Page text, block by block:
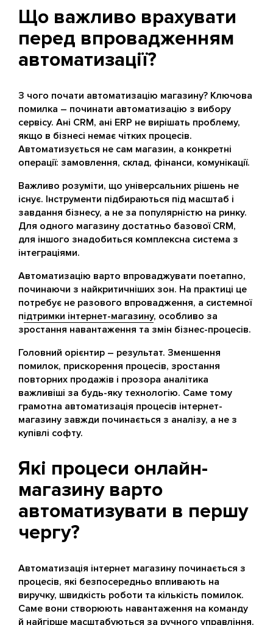
Що важливо врахувати
перед впровадженням
автоматизації?
З чого почати автоматизацію магазину? Ключова
помилка – починати автоматизацію з вибору
сервісу. Ані CRM, ані ERP не вирішать проблему,
якщо в бізнесі немає чітких процесів.
Автоматизується не сам магазин, а конкретні
операції: замовлення, склад, фінанси, комунікації.
Важливо розуміти, що універсальних рішень не
існує. Інструменти підбираються під масштаб і
завдання бізнесу, а не за популярністю на ринку.
Для одного магазину достатньо базової CRM,
для іншого знадобиться комплексна система з
інтеграціями.
Автоматизацію варто впроваджувати поетапно,
починаючи з найкритичніших зон. На практиці це
потребує не разового впровадження, а системної
підтримки інтернет-магазину, особливо за
зростання навантаження та змін бізнес-процесів.
Головний орієнтир – результат. Зменшення
помилок, прискорення процесів, зростання
повторних продажів і прозора аналітика
важливіші за будь-яку технологію. Саме тому
грамотна автоматизація процесів інтернет-
магазину завжди починається з аналізу, а не з
купівлі софту.
Які процеси онлайн-
магазину варто
автоматизувати в першу
чергу?
Автоматизація інтернет магазину починається з
процесів, які безпосередньо впливають на
виручку, швидкість роботи та кількість помилок.
Саме вони створюють навантаження на команду
й найгірше масштабуються за ручного управління.